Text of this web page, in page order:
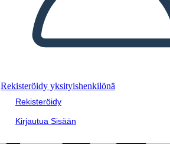
Rekisteröidy yksityishenkilönä
Rekisteröidy
Kirjautua Sisään